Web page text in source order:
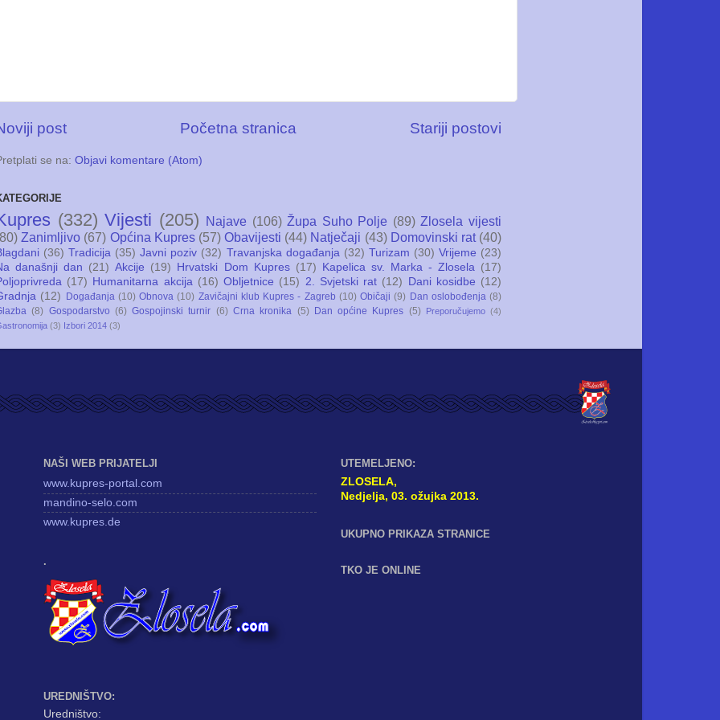
post Stariji postovi
Početna stranica
se na: Objavi komentare (Atom)
(332) Vijesti (205) Najave (106) Župa Suho Polje (89) Zlosela vijesti
Zanimljivo (67) Općina Kupres (57) Obavijesti (44) Natječaji (43) Domovinski rat (40)
(36) Tradicija (35) Javni poziv (32) Travanjska događanja (32) Turizam (30) Vrijeme (23)
današnji dan (21) Akcije (19) Hrvatski Dom Kupres (17) Kapelica sv. Marka - Zlosela (17)
(17) Humanitarna akcija (16) Obljetnice (15) 2. Svjetski rat (12) Dani kosidbe (12)
(12) Događanja (10) Obnova (10) Zavičajni klub Kupres - Zagreb (10) Običaji (9) Dan oslobođenja (8)
(8) Gospodarstvo (6) Gospojinski turnir (6) Crna kronika (5) Dan općine Kupres (5) Preporučujemo (4)
(3) Izbori 2014 (3)
NAŠI WEB PRIJATELJI
www.kupres-portal.com
mandino-selo.com
www.kupres.de
.
UREDNIŠTVO:
Uredništvo:
UTEMELJENO:
ZLOSELA,
Nedjelja, 03. ožujka 2013.
UKUPNO PRIKAZA STRANICE
TKO JE ONLINE